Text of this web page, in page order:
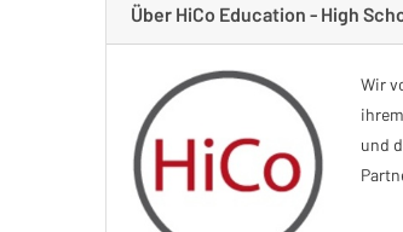
Über HiCo Education - High
Wir
und